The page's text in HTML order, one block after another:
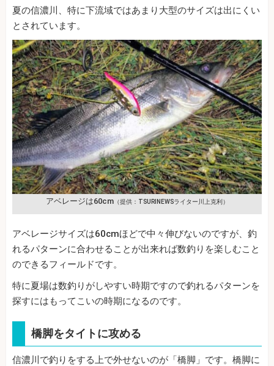
夏の信濃川、特に下流域ではあまり大型のサイズは出にくい
とされています。
アベレージは60cm（提供：TSURINEWSライター川上克利）
アベレージサイズは60cmほどで中々伸びないのですが、釣
れるパターンに合わせることが出来れば数釣りを楽しむこと
のできるフィールドです。
特に夏場は数釣りがしやすい時期ですので釣れるパターンを
探すにはもってこいの時期になるのです。
橋脚をタイトに攻める
信濃川で釣りをする上で外せないのが「橋脚」です。橋脚に